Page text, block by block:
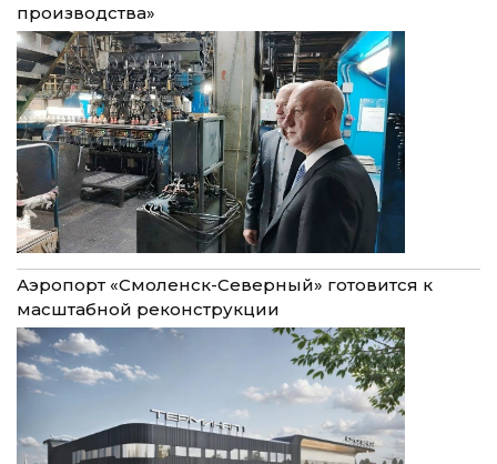
производства»
Аэропорт «Смоленск-Северный» готовится к
масштабной реконструкции